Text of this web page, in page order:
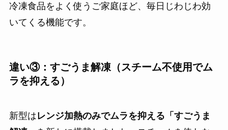
冷凍食品をよく使うご家庭ほど、毎日じわじわ効
いてくる機能です。
違い③：すごうま解凍（スチーム不使用でム
ラを抑える）
新型はレンジ加熱のみでムラを抑える「すごうま